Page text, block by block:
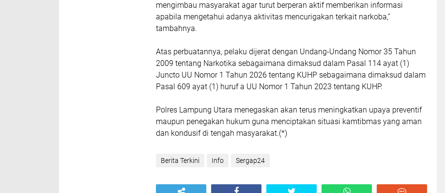
mengimbau masyarakat agar turut berperan aktif memberikan informasi
apabila mengetahui adanya aktivitas mencurigakan terkait narkoba,”
tambahnya.
Atas perbuatannya, pelaku dijerat dengan Undang-Undang Nomor 35 Tahun
2009 tentang Narkotika sebagaimana dimaksud dalam Pasal 114 ayat (1)
Juncto UU Nomor 1 Tahun 2026 tentang KUHP sebagaimana dimaksud dalam
Pasal 609 ayat (1) huruf a UU Nomor 1 Tahun 2023 tentang KUHP.
Polres Lampung Utara menegaskan akan terus meningkatkan upaya preventif
maupun penegakan hukum guna menciptakan situasi kamtibmas yang aman
dan kondusif di tengah masyarakat.(*)
Berita Terkini Info Sergap24